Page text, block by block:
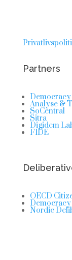
Partners
Analyse &
SoCentral
Sitra
Digidem
FIDE
OECD
Nordic